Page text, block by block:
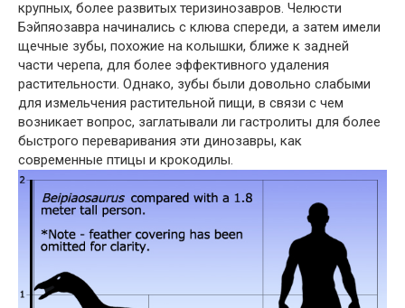
крупных, более развитых теризинозавров. Челюсти
Бэйпяозавра начинались с клюва спереди, а затем имели
щечные зубы, похожие на колышки, ближе к задней
части черепа, для более эффективного удаления
растительности. Однако, зубы были довольно слабыми
для измельчения растительной пищи, в связи с чем
возникает вопрос, заглатывали ли гастролиты для более
быстрого переваривания эти динозавры, как
современные птицы и крокодилы.